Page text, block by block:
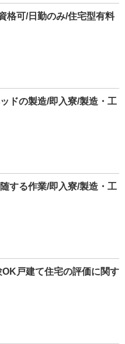
格可/日勤のみ/住宅型有料
ドの製造/即入寮/製造・工
する作業/即入寮/製造・工
戸建て住宅の評価に関す